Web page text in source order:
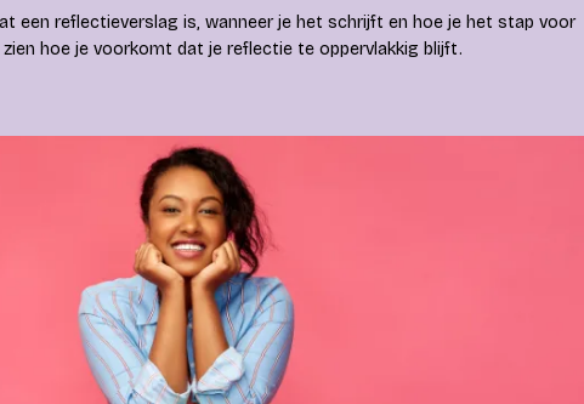
een reflectieverslag is, wanneer je het schrijft en hoe je het stap voor
hoe je voorkomt dat je reflectie te oppervlakkig blijft.